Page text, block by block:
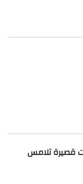
قصيرة تلامس